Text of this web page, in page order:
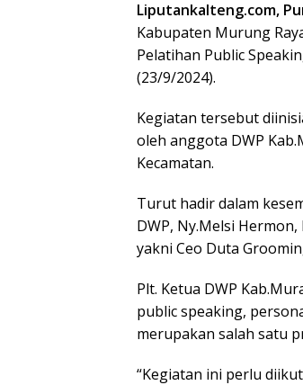
Liputankalteng.com,
Kabupaten Murung
Pelatihan Public
(23/9/2024).
Kegiatan tersebut
oleh anggota DWP
Kecamatan.
Turut hadir dalam
DWP, Ny.Melsi
yakni Ceo Duta
Plt. Ketua DWP
public speaking,
merupakan salah satu
“Kegiatan ini perlu